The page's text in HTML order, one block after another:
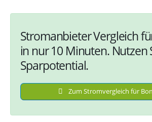
Stromanbieter Vergleich
in nur 10 Minuten. Nutzen
Sparpotential.
Zum Stromvergleich für